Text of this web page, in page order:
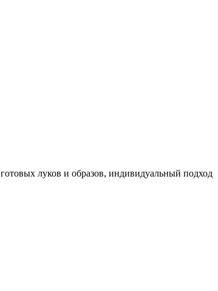
луков и образов, индивидуальный подход